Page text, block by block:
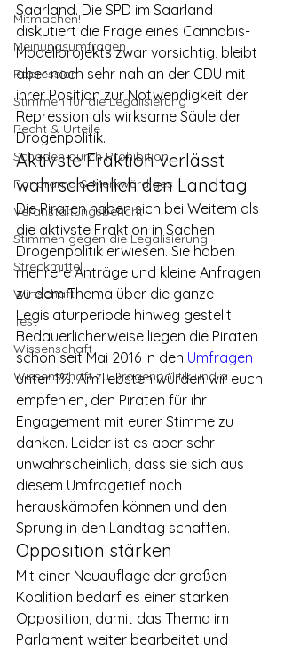
Mitmachen!
Meinungsumfragen
Repression
Stimmen für die Legalisierung
Recht & Urteile
Schäden durch Prohibition
Panorama & Merkwürdiges
Veranstaltungsbericht
Stimmen gegen die Legalisierung
Streckmittel
Wirtschaft
Test
Wissenschaft
Wissenschaft zu Drogenpolitik und a
Saarland. Die SPD im Saarland
diskutiert die Frage eines Cannabis-
Modellprojekts zwar vorsichtig, bleibt
aber noch sehr nah an der CDU mit
ihrer Position zur Notwendigkeit der
Repression als wirksame Säule der
Drogenpolitik.
Aktivste Fraktion verlässt
wahrscheinlich den Landtag
Die Piraten haben sich bei Weitem als
die aktivste Fraktion in Sachen
Drogenpolitik erwiesen. Sie haben
mehrere Anträge und kleine Anfragen
zu dem Thema über die ganze
Legislaturperiode hinweg gestellt.
Bedauerlicherweise liegen die Piraten
schon seit Mai 2016 in den Umfragen
unter 1%. Am liebsten würden wir euch
empfehlen, den Piraten für ihr
Engagement mit eurer Stimme zu
danken. Leider ist es aber sehr
unwahrscheinlich, dass sie sich aus
diesem Umfragetief noch
herauskämpfen können und den
Sprung in den Landtag schaffen.
Opposition stärken
Mit einer Neuauflage der großen
Koalition bedarf es einer starken
Opposition, damit das Thema im
Parlament weiter bearbeitet und